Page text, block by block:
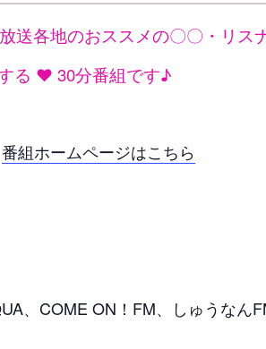
送各地のおススメの〇〇・リス
る ❤ 30分番組です♪
番組ホームページはこちら
、COME ON！FM、しゅうなん